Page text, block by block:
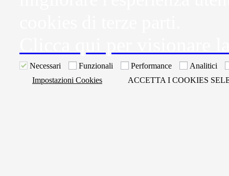
Necessari Funzionali Performance
Analitici
Impostazioni Cookies
ACCETTA I COOKIES